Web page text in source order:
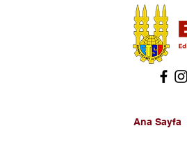
Ana Sayfa